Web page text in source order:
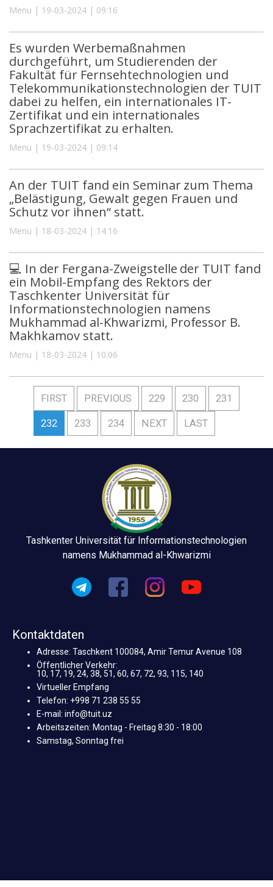
Menu | 19-03-2024 | 09:16
Es wurden Werbemaßnahmen
durchgeführt, um Studierenden der
Fakultät für Fernsehtechnologien und
Telekommunikationstechnologien der TUIT
dabei zu helfen, ein internationales IT-
Zertifikat und ein internationales
Sprachzertifikat zu erhalten.
Menu | 19-03-2024 | 09:14
An der TUIT fand ein Seminar zum Thema
„Belästigung, Gewalt gegen Frauen und
Schutz vor ihnen“ statt.
Menu | 18-03-2024 | 14:16
💻 In der Fergana-Zweigstelle der TUIT fand
ein Mobil-Empfang des Rektors der
Taschkenter Universität für
Informationstechnologien namens
Mukhammad al-Khwarizmi, Professor B.
Makhkamov statt.
Menu | 18-03-2024 | 10:06
FIRST PREVIOUS 229 230 231
232 233 234 NEXT LAST
Tashkenter Universität für Informationstechnologien
namens Mukhammad al-Khwarizmi
Kontaktdaten
Adresse: Taschkent 100084, Amir Temur Avenue 108
Öffentlicher Verkehr:
10, 17, 19, 24, 38, 51, 60, 67, 72, 93, 115, 140
Virtueller Empfang
Telefon: +998 71 238 55 55
E-mail: info@tuit.uz
Arbeitszeiten: Montag - Freitag 8:30 - 18:00
Samstag, Sonntag frei